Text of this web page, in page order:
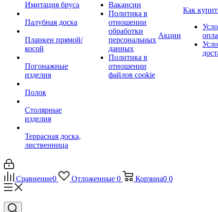
Имитация бруса
Палубная доска
Планкен прямой/
косой
Погонажные
изделия
Полок
Столярные
изделия
Террасная доска,
лиственница
Вакансии
Политика в
отношении
обработки
персональных
данных
Политика в
отношении
файлов cookie
Акции
Как
Сравнение0 Отложенные 0 Корзина0 0